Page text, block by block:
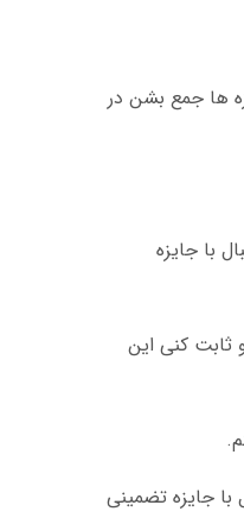
ها جمع بشن در
در پیش بینی فوتبال با جایزه
ثابت کنی این
جایزه تضمینی